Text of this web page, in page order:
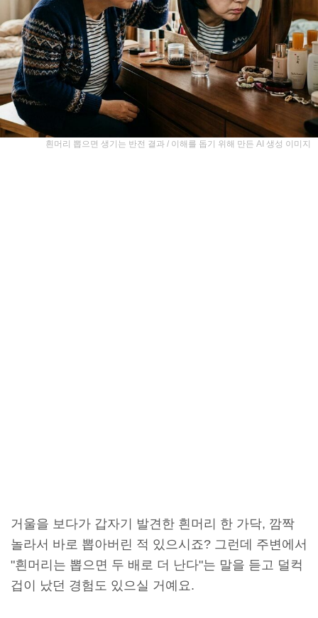
흰머리 뽑으면 생기는 반전 결과 / 이해를 돕기 위해 만든 AI 생성 이미지
거울을 보다가 갑자기 발견한 흰머리 한 가닥, 깜짝
놀라서 바로 뽑아버린 적 있으시죠? 그런데 주변에서
"흰머리는 뽑으면 두 배로 더 난다"는 말을 듣고 덜컥
겁이 났던 경험도 있으실 거예요.